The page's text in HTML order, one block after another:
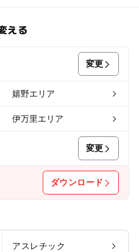
える
変更
嬉野エリア
伊万里エリア
変更
ダウンロード
アスレチック